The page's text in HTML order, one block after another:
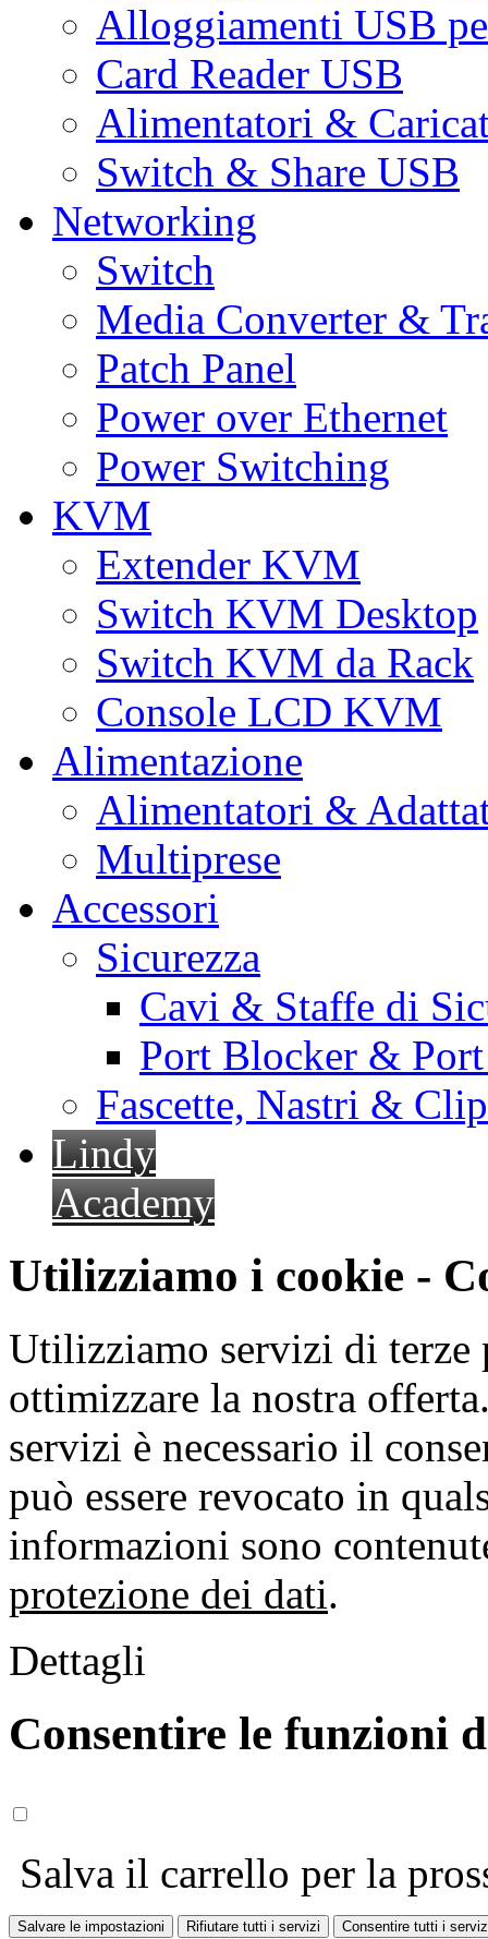
Alloggiamenti USB
Card Reader USB
Alimentatori &
Switch & Share USB
Networking
Switch
Media Converter &
Patch Panel
Power over Ethernet
Power Switching
KVM
Extender KVM
Switch KVM Desktop
Switch KVM da Rack
Console LCD KVM
Alimentazione
Alimentatori &
Multiprese
Accessori
Sicurezza
Cavi & Staffe di
Port Blocker &
Fascette, Nastri &
Lindy
Academy
Utilizziamo i cookie -
Utilizziamo servizi di terze
ottimizzare la nostra
servizi è necessario il
può essere revocato in
informazioni sono
protezione dei dati.
Dettagli
Consentire le funzioni
Salva il carrello per la
Salvare le impostazioni Rifiutare tutti i servizi Consentire tutti i